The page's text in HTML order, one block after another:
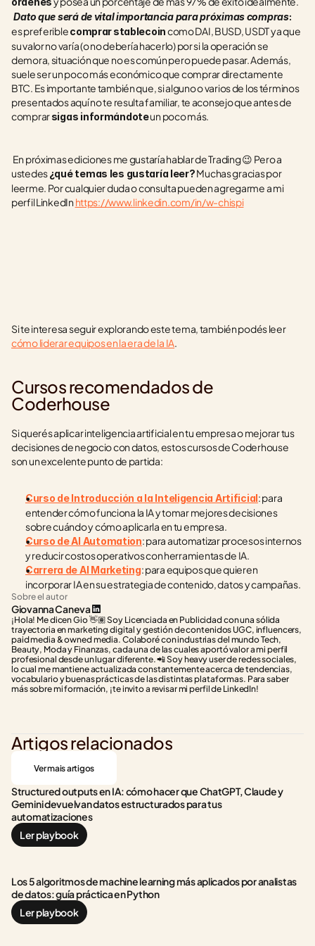
Dato que será de vital importancia para próximas compras
es preferible comprarstablecoin como DAI, BUSD, USDT ya que
su valor no varía (o no debería hacerlo) por si la operación se
demora, situación que no es común pero puede pasar. Además,
suele ser un poco más económico que comprar directamente
BTC. Es importante también que, si alguno o varios de los términos
presentados aquí no te resulta familiar, te aconsejo que antes de
comprar sigas informándote un poco más.
En próximas ediciones me gustaría hablar de Trading 😉 Pero a
ustedes ¿qué temas les gustaría leer? Muchas gracias por
leerme. Por cualquier duda o consulta pueden agregarme a mi
perfil LinkedIn https://www.linkedin.com/in/w-chispi
Si te interesa seguir explorando este tema, también podés leer
cómo liderar equipos en la era de la IA.
Cursos recomendados de
Coderhouse
Si querés aplicar inteligencia artificial en tu empresa o mejorar tus
decisiones de negocio con datos, estos cursos de Coderhouse
son un excelente punto de partida:
Curso de Introducción a la Inteligencia Artificial: para
entender cómo funciona la IA y tomar mejores decisiones
sobre cuándo y cómo aplicarla en tu empresa.
Curso de AI Automation: para automatizar procesos internos
y reducir costos operativos con herramientas de IA.
Carrera de AI Marketing: para equipos que quieren
incorporar IA en su estrategia de contenido, datos y campañas.
Sobre el autor
Giovanna Caneva
¡Hola! Me dicen Gio 👋🏽 Soy Licenciada en Publicidad con una sólida
trayectoria en marketing digital y gestión de contenidos UGC, influencers,
paid media & owned media. Colaboré con industrias del mundo Tech,
Beauty, Moda y Finanzas, cada una de las cuales aportó valor a mi perfil
profesional desde un lugar diferente. 📲 Soy heavy user de redes sociales,
lo cual me mantiene actualizada constantemente acerca de tendencias,
vocabulario y buenas prácticas de las distintas plataformas. Para saber
más sobre mi formación, ¡te invito a revisar mi perfil de LinkedIn!
Artigos relacionados
Ver mais artigos
Structured outputs en IA: cómo hacer que ChatGPT, Claude y
Gemini devuelvan datos estructurados para tus
automatizaciones
Ler playbook
Los 5 algoritmos de machine learning más aplicados por analistas
de datos: guía práctica en Python
Ler playbook